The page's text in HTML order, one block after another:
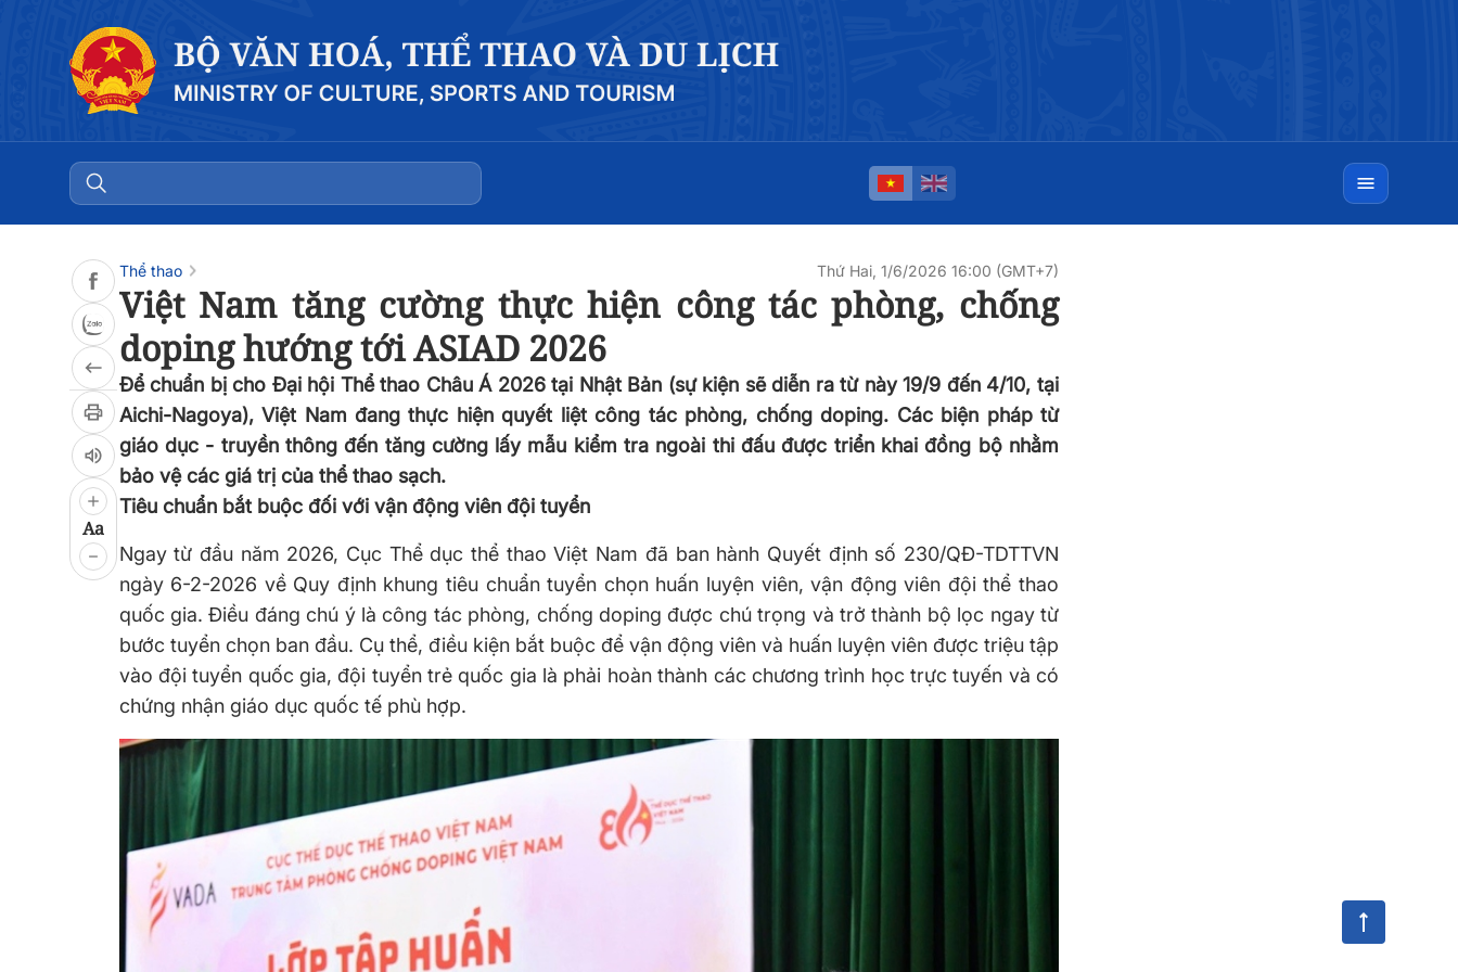
Aa
Thể thao Thứ Hai, 1/6/2026 16:00 (GMT+7)
Việt Nam tăng cường thực hiện công tác phòng, chống
doping hướng tới ASIAD 2026
Để chuẩn bị cho Đại hội Thể thao Châu Á 2026 tại Nhật Bản (sự kiện sẽ diễn ra từ này 19/9 đến 4/10, tại
Aichi-Nagoya), Việt Nam đang thực hiện quyết liệt công tác phòng, chống doping. Các biện pháp từ
giáo dục - truyền thông đến tăng cường lấy mẫu kiểm tra ngoài thi đấu được triển khai đồng bộ nhằm
bảo vệ các giá trị của thể thao sạch.
Tiêu chuẩn bắt buộc đối với vận động viên đội tuyển
Ngay từ đầu năm 2026, Cục Thể dục thể thao Việt Nam đã ban hành Quyết định số 230/QĐ-TDTTVN
ngày 6-2-2026 về Quy định khung tiêu chuẩn tuyển chọn huấn luyện viên, vận động viên đội thể thao
quốc gia. Điều đáng chú ý là công tác phòng, chống doping được chú trọng và trở thành bộ lọc ngay từ
bước tuyển chọn ban đầu. Cụ thể, điều kiện bắt buộc để vận động viên và huấn luyện viên được triệu tập
vào đội tuyển quốc gia, đội tuyển trẻ quốc gia là phải hoàn thành các chương trình học trực tuyến và có
chứng nhận giáo dục quốc tế phù hợp.
0:00 0:00